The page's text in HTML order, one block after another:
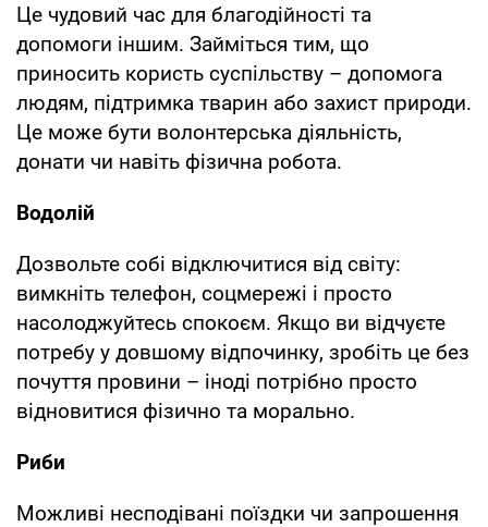
Це чудовий час для благодійності та
допомоги іншим. Займіться тим, що
приносить користь суспільству – допомога
людям, підтримка тварин або захист природи.
Це може бути волонтерська діяльність,
донати чи навіть фізична робота.
Водолій
Дозвольте собі відключитися від світу:
вимкніть телефон, соцмережі і просто
насолоджуйтесь спокоєм. Якщо ви відчуєте
потребу у довшому відпочинку, зробіть це без
почуття провини – іноді потрібно просто
відновитися фізично та морально.
Риби
Можливі несподівані поїздки чи запрошення